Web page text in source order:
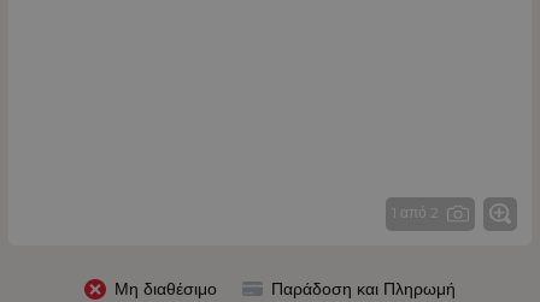
1 από 2
Μη διαθέσιμο Παράδοση και Πληρωμή